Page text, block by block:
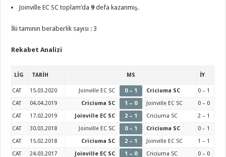
Joinville EC SC toplam’da 9 defa kazanmış.
İki tamının beraberlik sayısı : 3
Rekabet Analizi
LİG TARİH MS İY
CAT 15.03.2020 Joinville EC SC 0 – 1 Criciuma SC
0 – 1
CAT
04.04.2019 Criciuma SC 1 – 0 Joinville EC SC
0 – 0
CAT
17.02.2019 Joinville EC SC 2 – 1 Criciuma SC
2 – 1
CAT
30.03.2018 Joinville EC SC 0 – 1 Criciuma SC
0 – 1
CAT
15.02.2018 Criciuma SC 2 – 1 Joinville EC SC
1 – 1
CAT
24.03.2017 Joinville EC SC 1 – 0 Criciuma SC 0 – 0